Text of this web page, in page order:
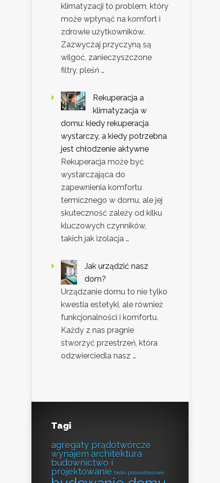
klimatyzacji to problem, który
może wpłynąć na komfort i
zdrowie użytkowników.
Zazwyczaj przyczyną są
wilgoć, zanieczyszczone
filtry, pleśń …
Rekuperacja a
klimatyzacja w
domu: kiedy rekuperacja
wystarczy, a kiedy potrzebna
jest chłodzenie aktywne
Rekuperacja może być
wystarczająca do
zapewnienia komfortu
termicznego w domu, ale jej
skuteczność zależy od kilku
kluczowych czynników,
takich jak izolacja …
Jak urządzić nasz
dom?
Urządzanie domu to nie tylko
kwestia estetyki, ale również
funkcjonalności i komfortu.
Każdy z nas pragnie
stworzyć przestrzeń, która
odzwierciedla nasz …
Tagi
agregaty prądotwórcze
wynajem architektura
budownictwo i
projektowanie belki poliuretanowe